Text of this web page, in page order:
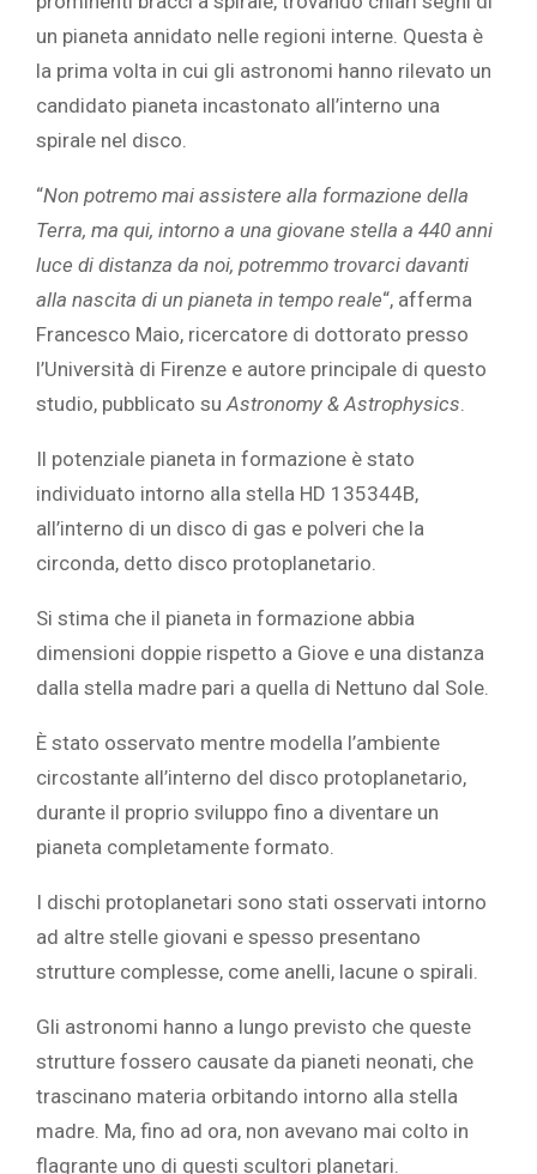
un pianeta annidato nelle regioni interne. Questa è
la prima volta in cui gli astronomi hanno rilevato un
candidato pianeta incastonato all’interno una
spirale nel disco.
“Non potremo mai assistere alla formazione della
Terra, ma qui, intorno a una giovane stella a 440 anni
luce di distanza da noi, potremmo trovarci davanti
alla nascita di un pianeta in tempo reale“, afferma
Francesco Maio, ricercatore di dottorato presso
l’Università di Firenze e autore principale di questo
studio, pubblicato su Astronomy & Astrophysics.
Il potenziale pianeta in formazione è stato
individuato intorno alla stella HD 135344B,
all’interno di un disco di gas e polveri che la
circonda, detto disco protoplanetario.
Si stima che il pianeta in formazione abbia
dimensioni doppie rispetto a Giove e una distanza
dalla stella madre pari a quella di Nettuno dal Sole.
È stato osservato mentre modella l’ambiente
circostante all’interno del disco protoplanetario,
durante il proprio sviluppo fino a diventare un
pianeta completamente formato.
I dischi protoplanetari sono stati osservati intorno
ad altre stelle giovani e spesso presentano
strutture complesse, come anelli, lacune o spirali.
Gli astronomi hanno a lungo previsto che queste
strutture fossero causate da pianeti neonati, che
trascinano materia orbitando intorno alla stella
madre. Ma, fino ad ora, non avevano mai colto in
flagrante uno di questi scultori planetari.